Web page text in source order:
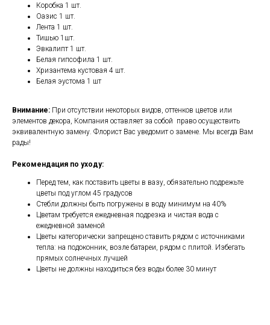
Коробка 1 шт.
Оазис 1 шт.
Лента 1 шт.
Тишью 1шт.
Эвкалипт 1 шт.
Белая гипсофила 1 шт.
Хризантема кустовая 4 шт.
Белая эустома 1 шт
Внимание: При отсутствии некоторых видов, оттенков цветов или
элементов декора, Компания оставляет за собой право осуществить
эквивалентную замену. Флорист Вас уведомит о замене. Мы всегда Вам
рады!
Рекомендация по уходу:
Перед тем, как поставить цветы в вазу, обязательно подрежьте
цветы под углом 45 градусов
Стебли должны быть погружены в воду минимум на 40%
Цветам требуется ежедневная подрезка и чистая вода с
ежедневной заменой
Цветы категорически запрещено ставить рядом с источниками
тепла: на подоконник, возле батареи, рядом с плитой. Избегать
прямых солнечных лучшей
Цветы не должны находиться без воды более 30 минут